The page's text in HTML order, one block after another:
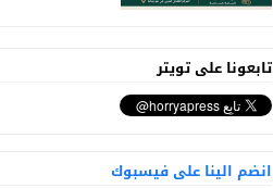
انضم الينا على فيسبوك
تابعونا على تويتر